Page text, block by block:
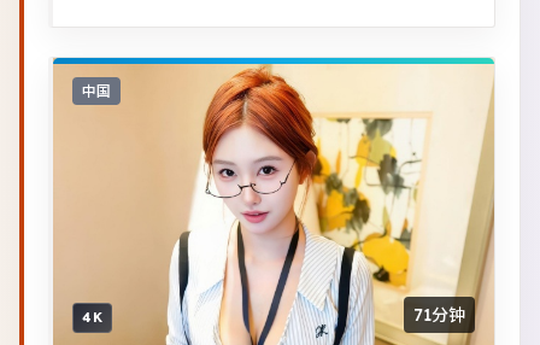
中国
4K 71分钟